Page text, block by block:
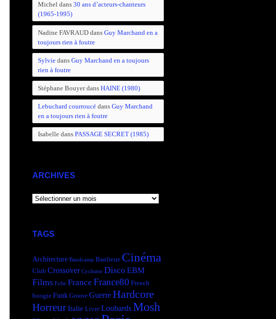
Micheldans 30 ans d’acteurs-chanteurs
(1965-1995)
Nadine FAVRAUDdans Guy Marchand en a
toujours rien à foutre
Sylviedans Guy Marchand en a toujours
rien à foutre
Stéphane Bouyerdans HAINE (1980)
Lebuchard courroucédans Guy Marchand
en a toujours rien à foutre
Isabelledans PASSAGE SECRET (1985)
ARCHIVES
ARCHIVES
TAGS
Architecture Bandcamp Banlieue Cinéma
Club Crossover Cyclisme DiscoEBM
Films Folie France France80 French
boogie Funk Groove GuerreHardcore
HorreurItalie Livre LoubardsMosh